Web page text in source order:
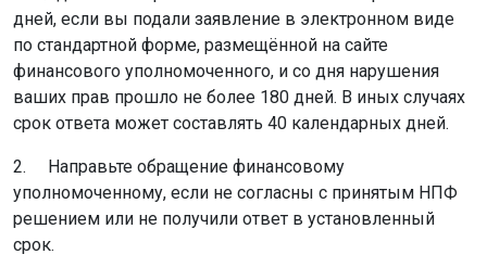
дней, если вы подали заявление в электронном виде
по стандартной форме, размещённой на сайте
финансового уполномоченного, и со дня нарушения
ваших прав прошло не более 180 дней. В иных случаях
срок ответа может составлять 40 календарных дней.
2. Направьте обращение финансовому
уполномоченному, если не согласны с принятым НПФ
решением или не получили ответ в установленный
срок.